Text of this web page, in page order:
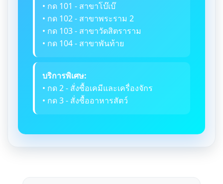
• กด 101 - สาขาโบ๊เบ๊
• กด 102 - สาขาพระราม 2
• กด 103 - สาขาวัดสิตราราม
• กด 104 - สาขาพันท้าย
บริการพิเศษ:
• กด 2 - สั่งซื้อเคมีและเครื่องจักร
• กด 3 - สั่งซื้ออาหารสัตว์